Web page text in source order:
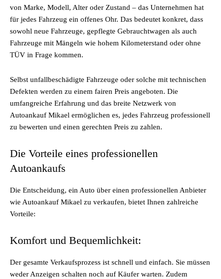
von Marke, Modell, Alter oder Zustand – das Unternehmen hat
für jedes Fahrzeug ein offenes Ohr. Das bedeutet konkret, dass
sowohl neue Fahrzeuge, gepflegte Gebrauchtwagen als auch
Fahrzeuge mit Mängeln wie hohem Kilometerstand oder ohne
TÜV in Frage kommen.
Selbst unfallbeschädigte Fahrzeuge oder solche mit technischen
Defekten werden zu einem fairen Preis angeboten. Die
umfangreiche Erfahrung und das breite Netzwerk von
Autoankauf Mikael ermöglichen es, jedes Fahrzeug professionell
zu bewerten und einen gerechten Preis zu zahlen.
Die Vorteile eines professionellen
Autoankaufs
Die Entscheidung, ein Auto über einen professionellen Anbieter
wie Autoankauf Mikael zu verkaufen, bietet Ihnen zahlreiche
Vorteile:
Komfort und Bequemlichkeit:
Der gesamte Verkaufsprozess ist schnell und einfach. Sie müssen
weder Anzeigen schalten noch auf Käufer warten. Zudem